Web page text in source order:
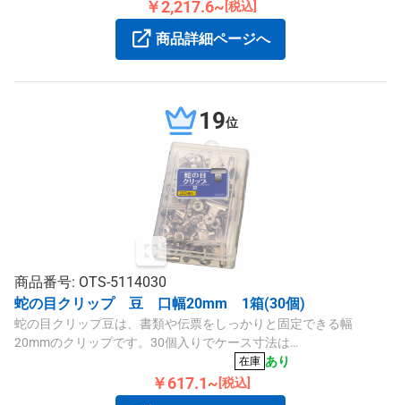
￥2,217.6~ [税込]
商品詳細ページへ
19位
商品番号: OTS-5114030
蛇の目クリップ 豆 口幅20mm 1箱(30個)
蛇の目クリップ豆は、書類や伝票をしっかりと固定できる幅
20mmのクリップです。30個入りでケース寸法は
W70×D106×H28mmです。フック掛けも可能で、事務作業に便利
在庫 あり
￥617.1~ [税込]